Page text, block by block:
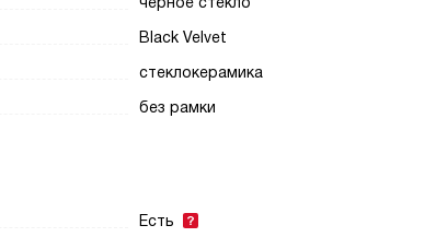
Black Velvet
стеклокерамика
без рамки
Есть